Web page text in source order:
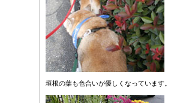
垣根の葉も色合いが優しくなっています。